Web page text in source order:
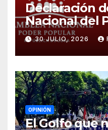
Declaración
Nacional del
¡Cesen el
el castigo
cubano!
30 JULIO, 2026
OPINIÓN
El Golfo que